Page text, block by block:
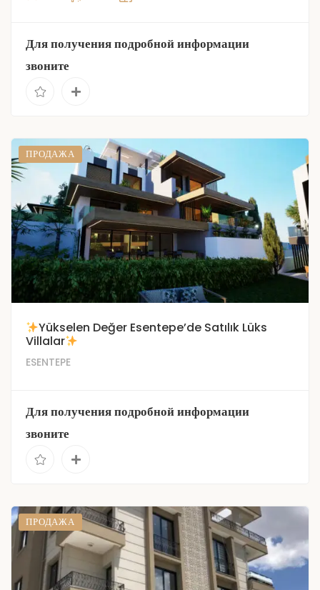
Для получения подробной информации
звоните
ПРОДАЖА
Yükselen Değer Esentepe’de Satılık Lüks
Villalar
ESENTEPE
Для получения подробной информации
звоните
ПРОДАЖА